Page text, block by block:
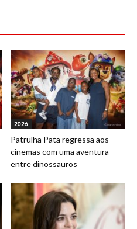
2026
Patrulha Pata regressa aos
cinemas com uma aventura
entre dinossauros